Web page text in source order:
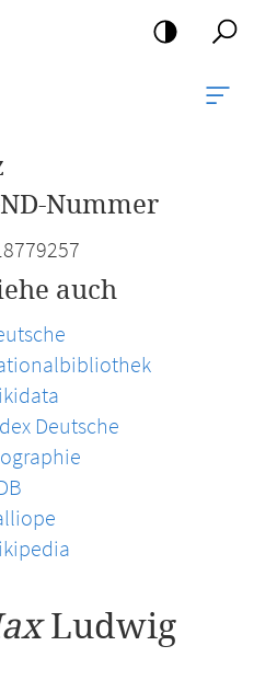
Nummer
auch
Deutsche
Ludwig